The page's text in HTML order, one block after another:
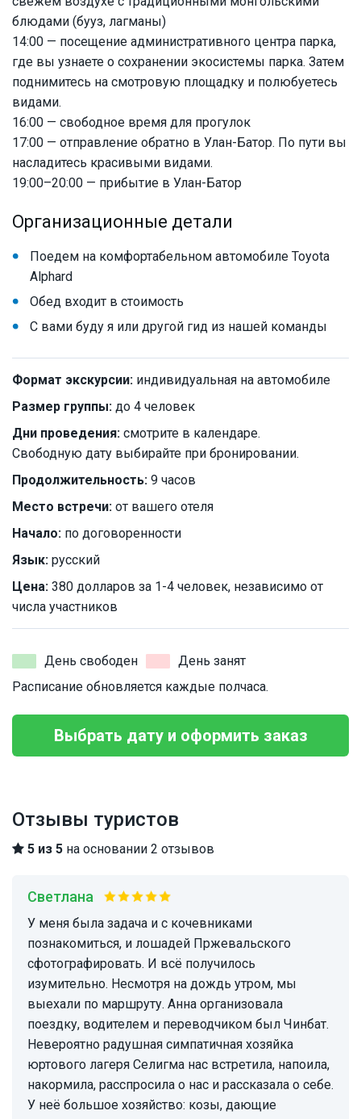
блюдами (бууз, лагманы)
14:00 — посещение административного центра парка,
где вы узнаете о сохранении экосистемы парка. Затем
поднимитесь на смотровую площадку и полюбуетесь
видами.
16:00 — свободное время для прогулок
17:00 — отправление обратно в Улан-Батор. По пути вы
насладитесь красивыми видами.
19:00–20:00 — прибытие в Улан-Батор
Организационные детали
Поедем на комфортабельном автомобиле Toyota
Alphard
Обед входит в стоимость
С вами буду я или другой гид из нашей команды
Формат экскурсии: индивидуальная на автомобиле
Размер группы: до 4 человек
Дни проведения: смотрите в календаре.
Свободную дату выбирайте при бронировании.
Продолжительность: 9 часов
Место встречи: от вашего отеля
Начало: по договоренности
Язык: русский
Цена: 380 долларов за 1-4 человек, независимо от
числа участников
День свободен
День занят
Расписание обновляется каждые полчаса.
Выбрать дату и оформить заказ
Отзывы туристов
5 из 5 на основании 2 отзывов
Светлана
У меня была задача и с кочевниками
познакомиться, и лошадей Пржевальского
сфотографировать. И всё получилось
изумительно. Несмотря на дождь утром, мы
выехали по маршруту. Анна организовала
поездку, водителем и переводчиком был Чинбат.
Невероятно радушная симпатичная хозяйка
юртового лагеря Селигма нас встретила, напоила,
накормила, расспросила о нас и рассказала о себе.
У неё большое хозяйство: козы, дающие